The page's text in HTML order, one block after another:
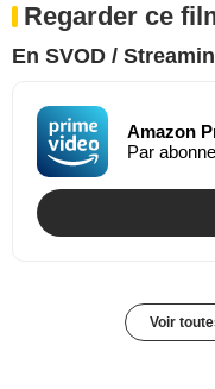
Regarder ce
En SVOD /
Amazon
Par
Voir